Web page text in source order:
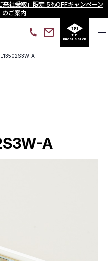
来社受取」限定 5％OFFキャンペーン
のご案内
THE
PROSUS SHOP
A
A